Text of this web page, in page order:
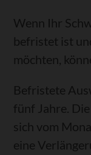
Wenn Ihr
befristet ist
möchten,
Befristete
fünf Jahre.
sich vom
eine